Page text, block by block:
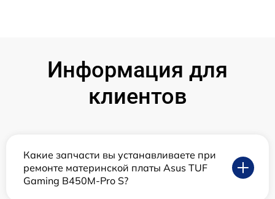
Информация для
клиентов
Какие запчасти вы устанавливаете при
ремонте материнской платы Asus TUF
Gaming B450M-Pro S?